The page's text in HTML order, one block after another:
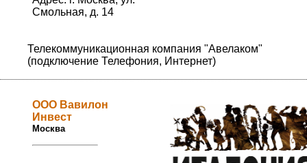
Смольная, д. 14
Телекоммуникационная компания "Авелаком"
(подключение Телефония, Интернет)
ООО Вавилон
Инвест
Москва